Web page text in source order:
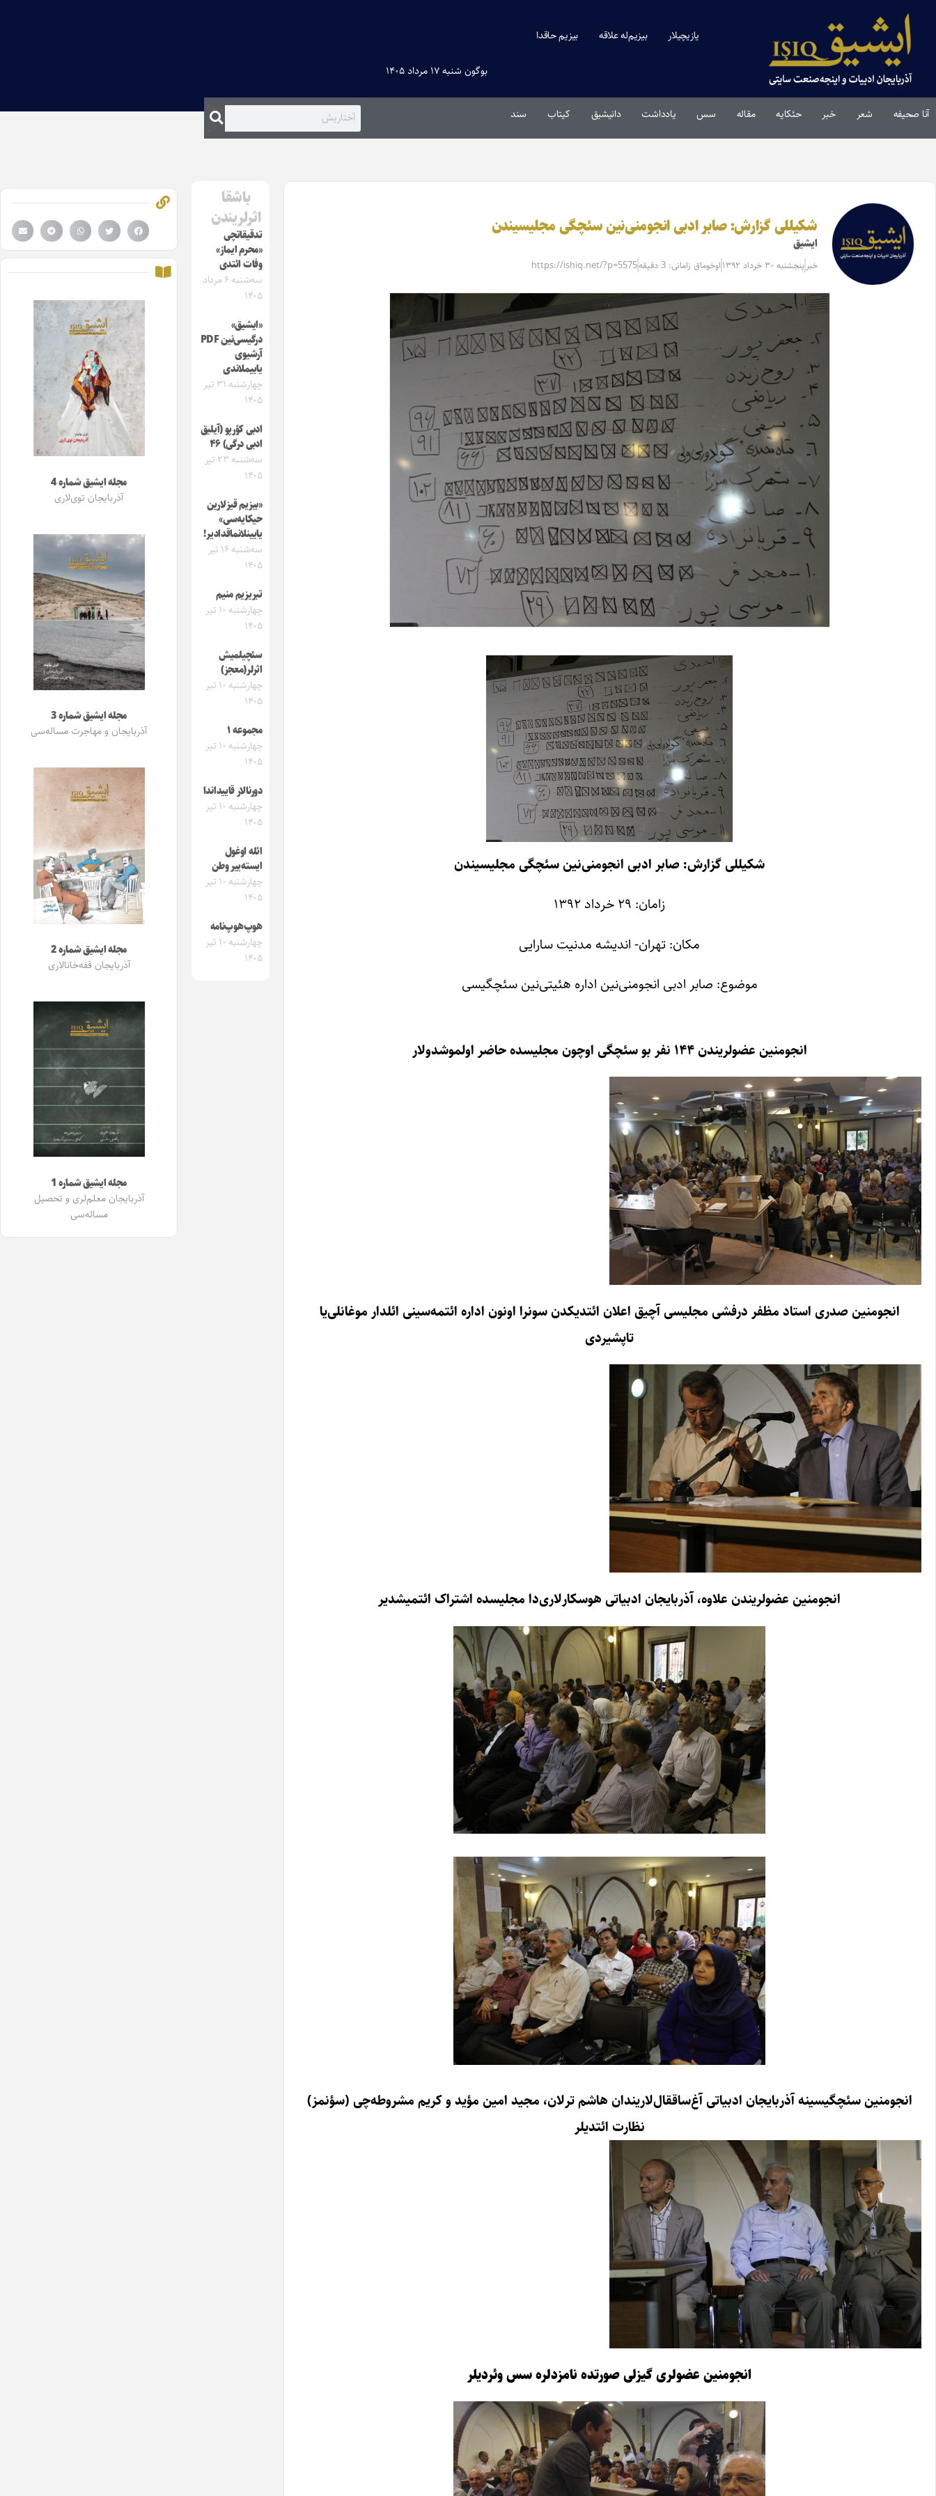
یازیچیلار بیزیم‌له علاقه بیزیم حاقدا
بوگون شنبه ۱۷ مرداد ۱۴۰۵
آنا صحیفه شعر خبر حئکایه مقاله‌ سس یادداشت دانیشیق کیتاب سند
شکیللی گزارش: صابر ادبی انجومنی‌نین سئچگی مجلیسیندن
ایشیق
خبر پنجشنبه ۳۰ خرداد ۱۳۹۲ اوخوماق زامانی: 3 دقیقه https://ishiq.net/?p=5575
شکیللی گزارش: صابر ادبی انجومنی‌نین سئچگی مجلیسیندن
زامان: ۲۹ خرداد ۱۳۹۲
مکان: تهران- اندیشه مدنیت سارایی
موضوع: صابر ادبی انجومنی‌نین اداره هئیتی‌نین سئچگیسی
انجومنین عضولریندن ۱۴۴ نفر بو سئچگی اوچون مجلیسده حاضر اولموشدولار
انجومنین صدری استاد مظفر درفشی مجلیسی آچیق اعلان ائتدیکدن سونرا اونون اداره ائتمه‌سینی ائلدار موغانلی‌یا
تاپشیردی
انجومنین عضولریندن علاوه، آذربایجان ادبیاتی هوسکارلاری‌دا مجلیسده اشتراک ائتمیشدیر
انجومنین سئچگیسینه آذربایجان ادبیاتی آغ‌ساققال‌لاریندان هاشم ترلان، مجید امین مؤید و کریم مشروطه‌چی (سؤنمز)
نظارت ائتدیلر
انجومنین عضولری گیزلی صورتده نامزدلره سس وئردیلر
باشقا
اثرلریندن
تدقیقاتچی
«محرم ایماز»
وفات ائتدی
سه‌شنبه ۶ مرداد
۱۴۰۵
«ایشیق»
درگیسی‌نین PDF
آرشیوی
یاییملاندی
چهارشنبه ۳۱ تیر
۱۴۰۵
ادبی کؤرپو (آیلیق
ادبی درگی) ۴۶
سه‌شنبه ۲۳ تیر
۱۴۰۵
«بیزیم قیزلارین
حیکایه‌سی»
یایینلانماقدادیر!
سه‌شنبه ۱۶ تیر
۱۴۰۵
تبریزیم منیم
چهارشنبه ۱۰ تیر
۱۴۰۵
سئچیلمیش
اثرلر(معجز)
چهارشنبه ۱۰ تیر
۱۴۰۵
مجموعه ۱
چهارشنبه ۱۰ تیر
۱۴۰۵
دورنالار قاییداندا
چهارشنبه ۱۰ تیر
۱۴۰۵
ائله اوغول
ایسته‌ییر وطن
چهارشنبه ۱۰ تیر
۱۴۰۵
هوپ‌هوپ‌نامه
چهارشنبه ۱۰ تیر
۱۴۰۵
مجله ایشیق شماره 4
آذربایجان توی‌لاری
مجله ایشیق شماره 3
آذربایجان و مهاجرت مساله‌سی
مجله ایشیق شماره 2
آذربایجان قفه‌خانالاری
مجله ایشیق شماره 1
آذربایجان معلم‌لری و تحصیل
مساله‌سی